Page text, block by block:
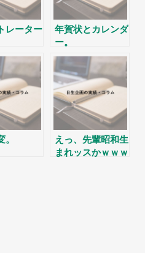
レーター
年賀状とカレンダ
ー。
えっ、先輩昭和生
まれッスかｗｗｗ